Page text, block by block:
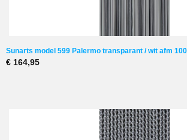
Sunarts model 599 Palermo transparant / wit afm
€ 164,95